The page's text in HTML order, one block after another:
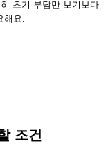
초기 부담만 보기보다
요.
조건